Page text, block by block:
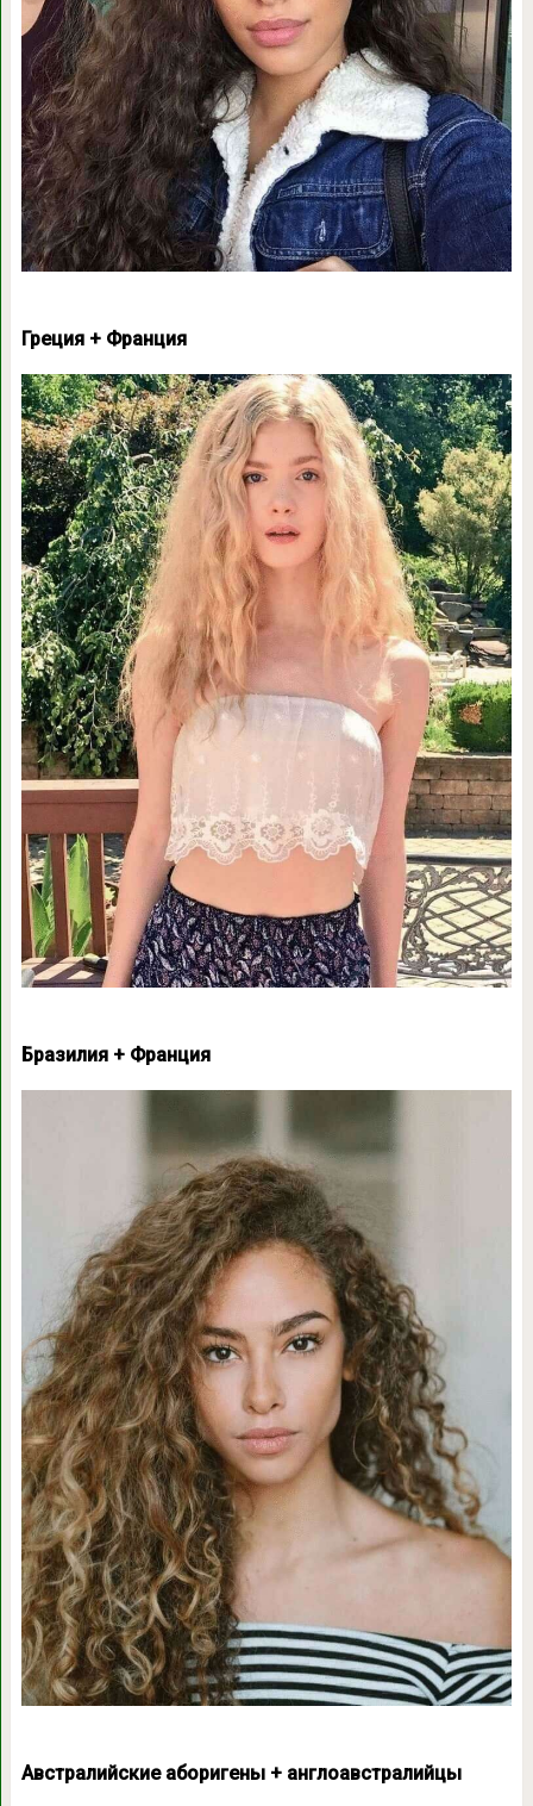
Греция + Франция
Бразилия + Франция
Австралийские аборигены + англоавстралийцы